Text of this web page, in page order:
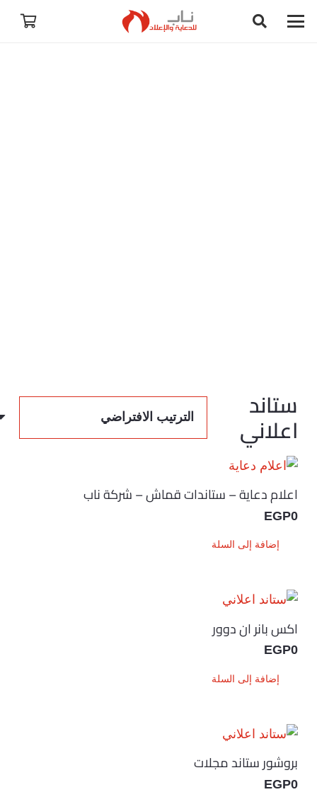
ستاند
اعلاني
اعلام دعاية – ستاندات قماش – شركة ناب
EGP0
إضافة إلى السلة
اكس بانر ان دوور
EGP0
إضافة إلى السلة
بروشور ستاند مجلات
EGP0